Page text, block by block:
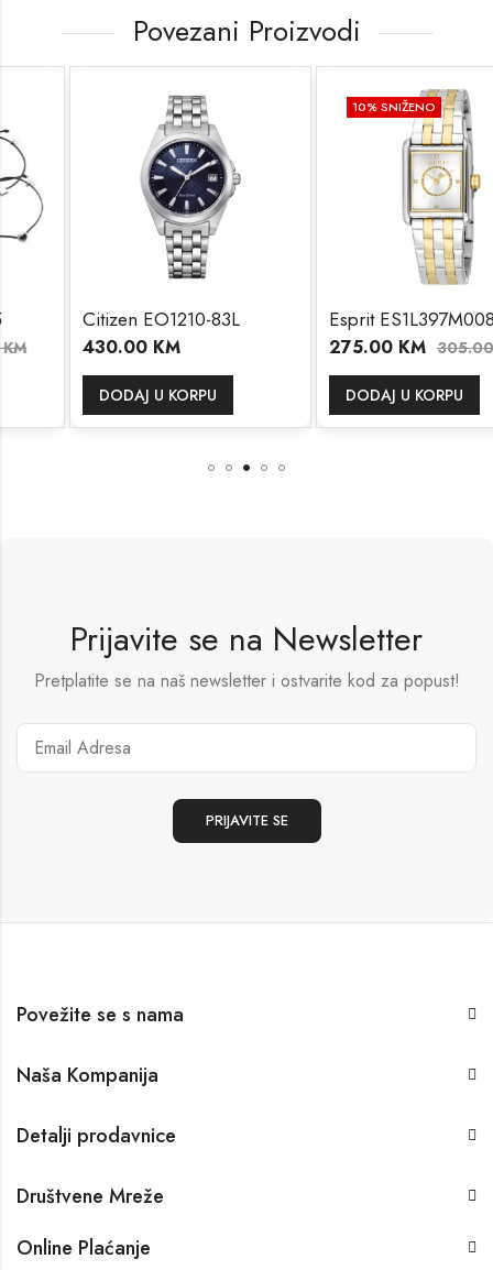
Povezani Proizvodi
Citizen EO1210-83L
430.00KM
DODAJ U KORPU
% SNIŽENO
Esprit ES1L397M0085
275.00KM 305.00KM
DODAJ U KORPU
Prijavite se na Newsletter
Pretplatite se na naš newsletter i ostvarite kod za popust!
Povežite se s nama
Naša Kompanija
Detalji prodavnice
Društvene Mreže
Online Plaćanje